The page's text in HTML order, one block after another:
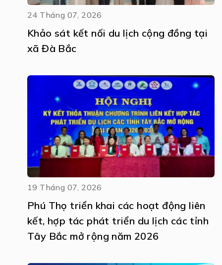
24 Tháng 07, 2026
Khảo sát kết nối du lịch cộng đồng tại
xã Đà Bắc
19 Tháng 07, 2026
Phú Thọ triển khai các hoạt động liên
kết, hợp tác phát triển du lịch các tỉnh
Tây Bắc mở rộng năm 2026